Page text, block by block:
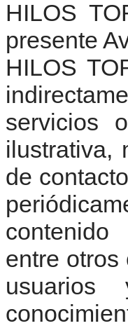
HILOS
presente
HILOS
servicios
ilustrativa,
de
contenido
entre
usuarios